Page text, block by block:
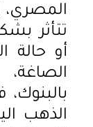
المصري،
تتأثر
أو
الذهب